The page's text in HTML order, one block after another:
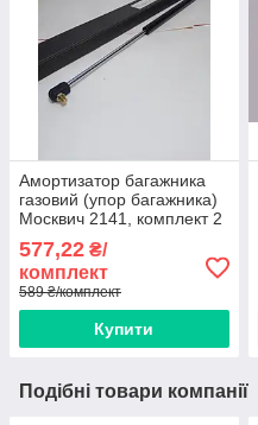
Амортизатор багажника
газовий (упор багажника)
Москвич 2141, комплект 2
577,22 ₴/
комплект
589 ₴/комплект
Купити
Подібні товари компанії